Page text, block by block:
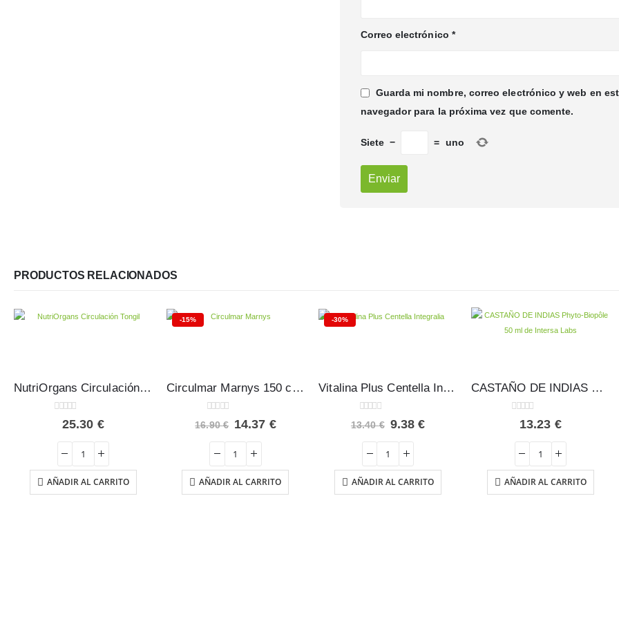
Correo electrónico *
Guarda mi nombre, correo electrónico y web en
navegador para la próxima vez que comente.
Siete − = uno
PRODUCTOS RELACIONADOS
NutriOrgans Circulación Tongil 20 viales
out of 5
25.30 €
AÑADIR AL CARRITO
-15%
Circulmar Marnys 150 cápsulas
0out of 5
16.90€ El
original
era:
16.90 €.
14.37 €El
14.37 €.
AÑADIR AL CARRITO
-30%
Vitalina Plus Centella Integralia 60 cápsulas
0 out of 5
13.40€ El
original
era:
13.40 €.
9.38€El
9.38 €.
AÑADIR AL CARRITO
CASTAÑO DE INDIAS Phyto-Biopôle 50 ml – Intersa
out of 5
13.23 €
AÑADIR AL CARRITO